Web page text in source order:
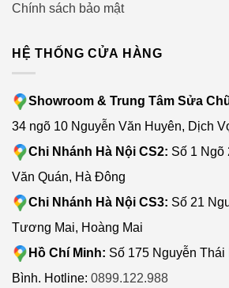
Chính sách bảo mật
HỆ THỐNG CỬA HÀNG
Showroom & Trung Tâm Sửa
34 ngõ 10 Nguyễn Văn Huyên, Dịch
Chi Nhánh Hà Nội CS2: Số 1 Ngõ
Văn Quán, Hà Đông
Chi Nhánh Hà Nội CS3: Số 21
Tương Mai, Hoàng Mai
Hồ Chí Minh: Số 175 Nguyễn Thái
Bình. Hotline: 0899.122.988